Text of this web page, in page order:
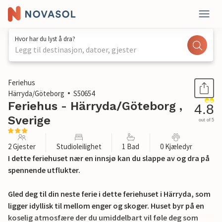
Hvor har du lyst å dra?
Legg til destinasjon, datoer, gjester
1 / 18
Feriehus
Härryda/Göteborg
S50654
Feriehus - Härryda/Göteborg ,
Sverige
4.8
out of 5
2 Gjester Studioleilighet 1 Bad 0 Kjæledyr
I dette feriehuset nær en innsjø kan du slappe av og dra på
spennende utflukter.
Gled deg til din neste ferie i dette feriehuset i Härryda, som
ligger idyllisk til mellom enger og skoger. Huset byr på en
koselig atmosfære der du umiddelbart vil føle deg som